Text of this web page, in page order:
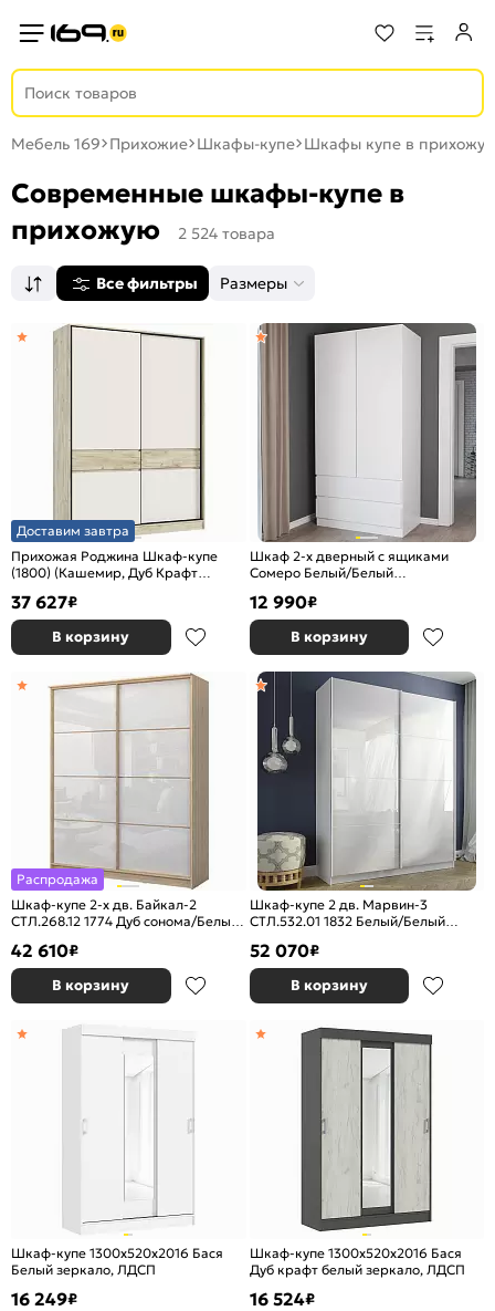
Мебель 169 Прихожие Шкафы-купе Шкафы купе в
Современные шкафы-купе в
прихожую
2 524 товара
Все фильтры Размеры
Доставим завтра
Прихожая Роджина Шкаф-купе
(1800) (Кашемир, Дуб Крафт
37 627₽
В корзину
Шкаф 2-х дверный с ящиками
Сомеро Белый/Белый
12 990₽
В корзину
Распродажа
Шкаф-купе 2-х дв. Байкал-2
СТЛ.268.12 1774 Дуб сонома/Белый
42 610₽
В корзину
Шкаф-купе 2 дв. Марвин-3
СТЛ.532.01 1832 Белый/Белый
52 070₽
В корзину
Шкаф-купе 1300x520x2016 Бася
Белый зеркало, ЛДСП
16 249₽
Шкаф-купе 1300x520x2016 Бася
Дуб крафт белый зеркало, ЛДСП
16 524₽